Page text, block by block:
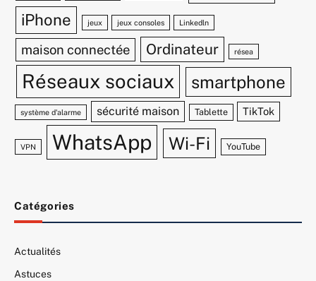
iPhone jeux jeux consoles Linkedln
maison connectée Ordinateur résea
Réseaux sociaux smartphone
système d'alarme sécurité maison Tablette TikTok
VPN WhatsApp Wi-Fi YouTube
Catégories
Actualités
Astuces